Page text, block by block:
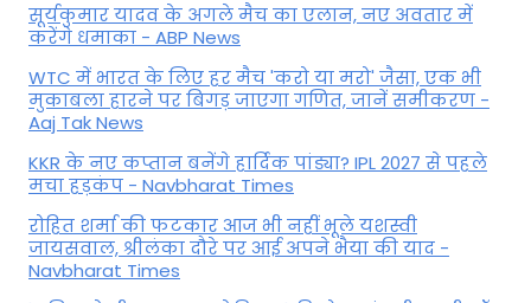
सूर्यकुमार यादव के अगले मैच का एलान, नए अवतार में
करेंगे धमाका - ABP News
WTC में भारत के लिए हर मैच 'करो या मरो' जैसा, एक भी
मुकाबला हारने पर बिगड़ जाएगा गण‍ित, जानें समीकरण -
Aaj Tak News
KKR के नए कप्तान बनेंगे हार्दिक पांड्या? IPL 2027 से पहले
मचा हड़कंप - Navbharat Times
रोहित शर्मा की फटकार आज भी नहीं भूले यशस्वी
जायसवाल, श्रीलंका दौरे पर आई अपने भैया की याद -
Navbharat Times